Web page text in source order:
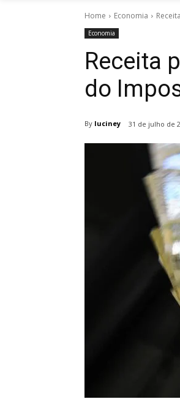
Home Economia
Economia
Receita
do
By luciney 31 de julho de